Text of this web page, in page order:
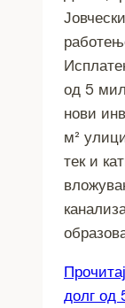
од 5
нови
м²
тек и
Прочитај
долг од